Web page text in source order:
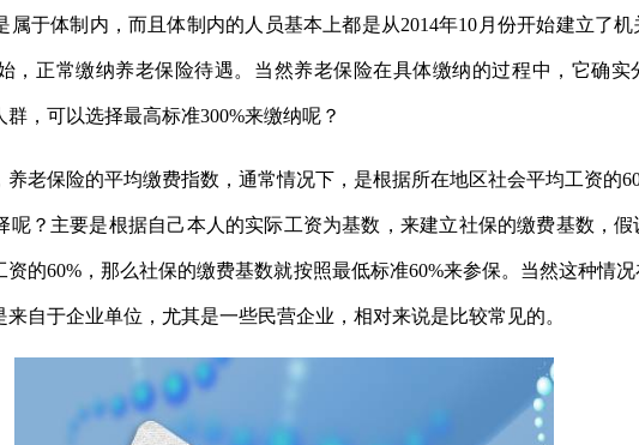
于体制内，而且体制内的人员基本上都是从2014年10月份开始建立了机
，正常缴纳养老保险待遇。当然养老保险在具体缴纳的过程中，它确实
，可以选择最高标准300%来缴纳呢？
老保险的平均缴费指数，通常情况下，是根据所在地区社会平均工资的
呢？主要是根据自己本人的实际工资为基数，来建立社保的缴费基数，
的60%，那么社保的缴费基数就按照最低标准60%来参保。当然这种情
自于企业单位，尤其是一些民营企业，相对来说是比较常见的。